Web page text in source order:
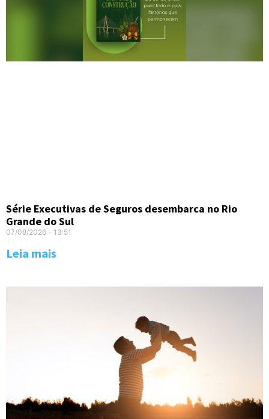
Série Executivas de Seguros desembarca no Rio
Grande do Sul
07/08/2026 13:51
Leia mais